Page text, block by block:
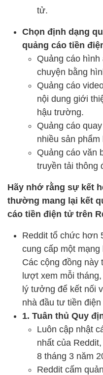
tử.
Chọn định dạng
quảng cáo tiền
Quảng cáo
chuyện bằng
Quảng cáo
nội dung giới
hậu trường.
Quảng cáo
nhiều sản
Quảng cáo văn
truyền tải thông
Hãy nhớ rằng sự kết
thường mang lại kết
cáo tiền điện tử trên
Reddit tổ chức hơn
cung cấp một
Các cộng đồng
lượt xem mỗi
lý tưởng để kết nối
nhà đầu tư tiền
1. Tuân thủ Quy
Luôn cập nhật
nhất của
8 tháng 3 năm
Reddit cấm